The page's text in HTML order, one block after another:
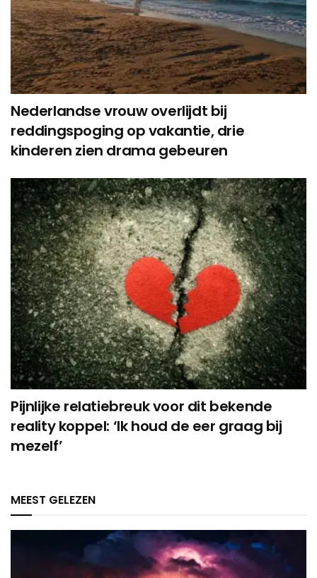
Nederlandse vrouw overlijdt bij
reddingspoging op vakantie, drie
kinderen zien drama gebeuren
Pijnlijke relatiebreuk voor dit bekende
reality koppel: ‘Ik houd de eer graag bij
mezelf’
MEEST GELEZEN